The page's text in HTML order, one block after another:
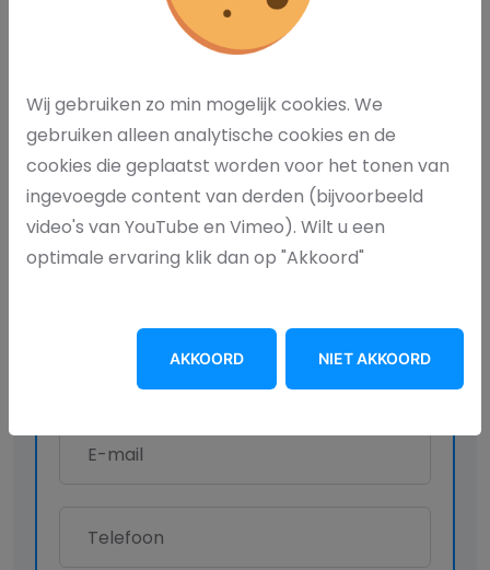
Wij gebruiken zo min mogelijk cookies. We
gebruiken alleen analytische cookies en de
cookies die geplaatst worden voor het tonen van
ingevoegde content van derden (bijvoorbeeld
video's van YouTube en Vimeo). Wilt u een
optimale ervaring klik dan op "Akkoord"
AKKOORD NIET AKKOORD
Interesse?
Informatie aanvragen